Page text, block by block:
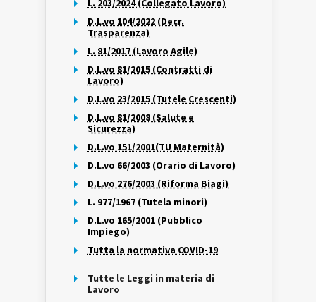
L. 203/2024 (Collegato Lavoro)
D.L.vo 104/2022 (Decr.
Trasparenza)
L. 81/2017 (Lavoro Agile)
D.L.vo 81/2015 (Contratti di
Lavoro)
D.L.vo 23/2015 (Tutele Crescenti)
D.L.vo 81/2008 (Salute e
Sicurezza)
D.L.vo 151/2001(TU Maternità)
D.L.vo 66/2003 (Orario di Lavoro)
D.L.vo 276/2003 (Riforma Biagi)
L. 977/1967 (Tutela minori)
D.L.vo 165/2001 (Pubblico
Impiego)
Tutta la normativa COVID-19
Tutte le Leggi in materia di
Lavoro